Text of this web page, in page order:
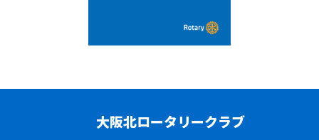
大阪北ロータリークラブ